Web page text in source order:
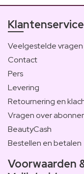
Klantenservice
Veelgestelde vragen
Contact
Pers
Levering
Retournering en
Vragen over
BeautyCash
Bestellen en betalen
Voorwaarden